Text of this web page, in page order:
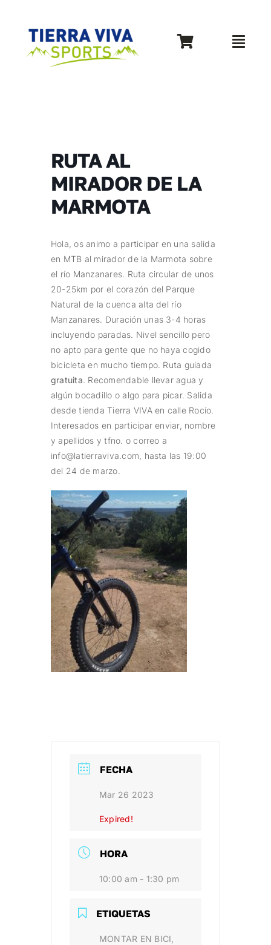
contenido
Toggle
Taller mecánica
Venta-alquiler
Escuela
Blog
Contacto
RUTA AL
MIRADOR DE LA
MARMOTA
Hola, os animo a participar en una salida
en MTB al mirador de la Marmota sobre
el río Manzanares. Ruta circular de unos
20-25km por el corazón del Parque
Natural de la cuenca alta del río
Manzanares. Duración unas 3-4 horas
incluyendo paradas. Nivel sencillo pero
no apto para gente que no haya cogido
bicicleta en mucho tiempo. Ruta guiada
gratuita. Recomendable llevar agua y
algún bocadillo o algo para picar. Salida
desde tienda Tierra VIVA en calle Rocío.
Interesados ​​en participar enviar, nombre
y apellidos y tfno. o correo a
info@latierraviva.com, hasta las 19:00
del 24 de marzo.
FECHA
Mar 26 2023
Expired!
HORA
10:00 am - 1:30 pm
ETIQUETAS
MONTAR EN BICI,